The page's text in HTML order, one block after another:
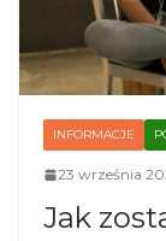
INFORMACJE
23 września
Jak